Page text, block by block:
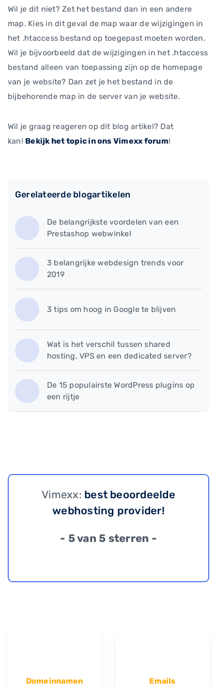
Wil je dit niet? Zet het bestand dan in een andere
map. Kies in dit geval de map waar de wijzigingen in
het .htaccess bestand op toegepast moeten worden.
Wil je bijvoorbeeld dat de wijzigingen in het .htaccess
bestand alleen van toepassing zijn op de homepage
van je website? Dan zet je het bestand in de
bijbehorende map in de server van je website.
Wil je graag reageren op dit blog artikel? Dat
kan! Bekijk het topic in ons Vimexx forum!
Gerelateerde blogartikelen
De belangrijkste voordelen van een
Prestashop webwinkel
3 belangrijke webdesign trends voor
2019
3 tips om hoog in Google te blijven
Wat is het verschil tussen shared
hosting, VPS en een dedicated server?
De 15 populairste WordPress plugins op
een rijtje
Vimexx: best beoordeelde
webhosting provider!
- 5 van 5 sterren -
Domeinnamen Emails